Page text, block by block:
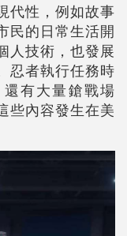
代性，例如故事
民的日常生活開
人技術，也發展
忍者執行任務時
有大量鎗戰場
些內容發生在美